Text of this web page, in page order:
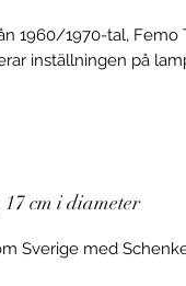
1960/1970-tal,
inställningen på
cm i diameter
Sverige med